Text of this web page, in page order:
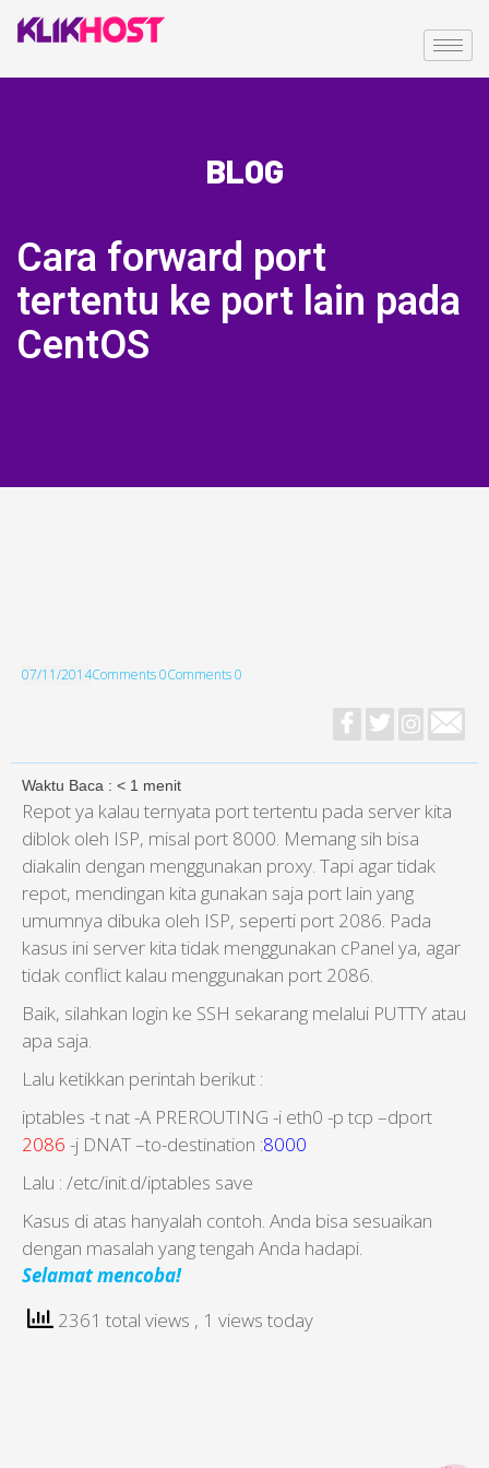
BLOG
Cara forward port
tertentu ke port lain pada
CentOS
07/11/2014Comments 0Comments 0
Waktu Baca : < 1 menit
Repot ya kalau ternyata port tertentu pada server kita
diblok oleh ISP, misal port 8000. Memang sih bisa
diakalin dengan menggunakan proxy. Tapi agar tidak
repot, mendingan kita gunakan saja port lain yang
umumnya dibuka oleh ISP, seperti port 2086. Pada
kasus ini server kita tidak menggunakan cPanel ya, agar
tidak conflict kalau menggunakan port 2086.
Baik, silahkan login ke SSH sekarang melalui PUTTY atau
apa saja.
Lalu ketikkan perintah berikut :
iptables -t nat -A PREROUTING -i eth0 -p tcp –dport
2086 -j DNAT –to-destination :8000
Lalu : /etc/init.d/iptables save
Kasus di atas hanyalah contoh. Anda bisa sesuaikan
dengan masalah yang tengah Anda hadapi.
Selamat mencoba!
2361 total views , 1 views today